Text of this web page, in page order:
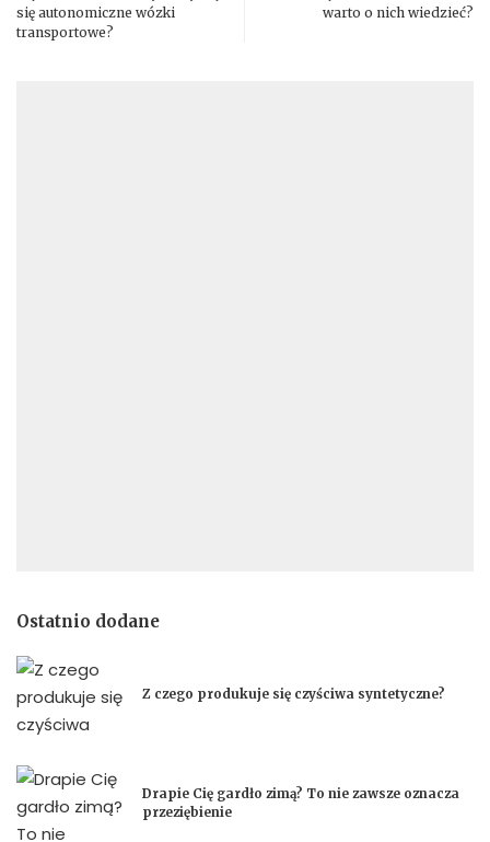
się autonomiczne wózki
transportowe?
warto o nich wiedzieć?
Ostatnio dodane
Z czego produkuje się czyściwa syntetyczne?
Drapie Cię gardło zimą? To nie zawsze oznacza
przeziębienie